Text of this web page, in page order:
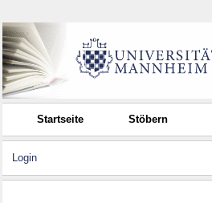
Startseite Stöbern
Login